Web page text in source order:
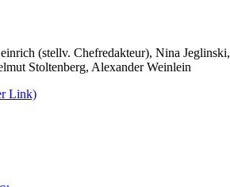
(stellv. Chefredakteur), Nina Jeglinski,
Stoltenberg, Alexander Weinlein
Link)